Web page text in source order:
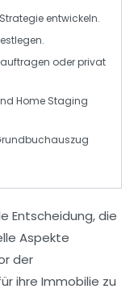
entwickeln.
oder privat
Home Staging
Entscheidung, die
Aspekte
der
ihre Immobilie zu